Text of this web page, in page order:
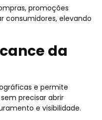
promoções
consumidores, elevando
da
e permite
precisar abrir
e visibilidade.